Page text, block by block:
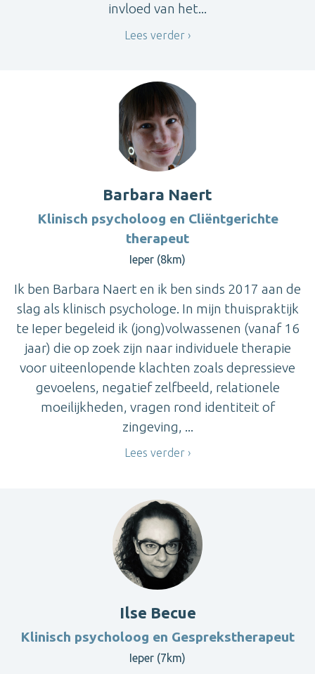
invloed van het...
Lees verder
Barbara Naert
Klinisch psycholoog en Cliëntgerichte
therapeut
Ieper (8km)
Ik ben Barbara Naert en ik ben sinds 2017 aan de
slag als klinisch psychologe. In mijn thuispraktijk
te Ieper begeleid ik (jong)volwassenen (vanaf 16
jaar) die op zoek zijn naar individuele therapie
voor uiteenlopende klachten zoals depressieve
gevoelens, negatief zelfbeeld, relationele
moeilijkheden, vragen rond identiteit of
zingeving, ...
Lees verder
Ilse Becue
Klinisch psycholoog en Gesprekstherapeut
Ieper (7km)